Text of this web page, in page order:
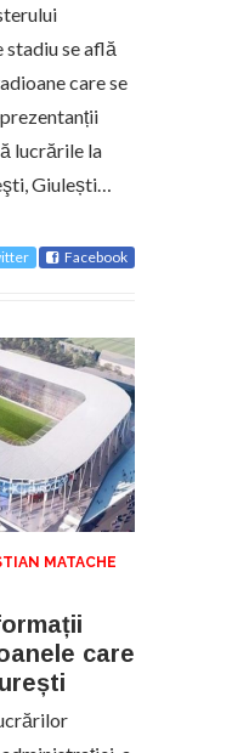
se află
care se
lucrările la
Giulești…
Facebook
MATACHE
care